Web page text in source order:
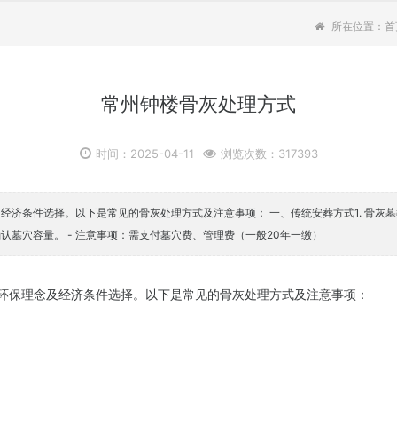
所在位置：
常州钟楼骨灰处理方式‌
时间：2025-04-11 浏览次数：317393
济条件选择。以下是常见的骨灰处理方式及注意事项： 一、传统安葬方式1. 骨灰
穴容量。 - 注意事项：需支付墓穴费、管理费（一般20年一缴）
理念及经济条件选择。以下是常见的骨灰处理方式及注意事项：